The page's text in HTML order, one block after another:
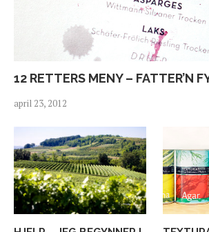
12 RETTERS MENY – FATTER’N
april 23, 2012